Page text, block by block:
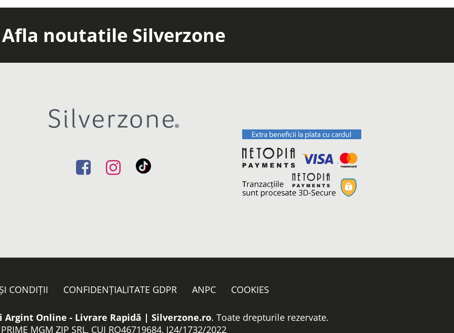
Afla noutatile Silverzone
CONDIȚII CONFIDENȚIALITATE GDPR ANPC COOKIES
Online - Livrare Rapidă | Silverzone.ro. Toate drepturile rezervate.
PRIME MGM ZIP SRL, CUI RO46719684, J24/1732/2022